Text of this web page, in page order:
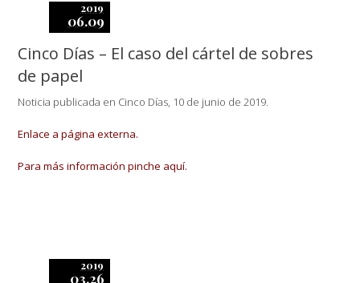
2019
06.09
Cinco Días – El caso del cártel de sobres
de papel
Noticia publicada en Cinco Días, 10 de junio de 2019.
Enlace a página externa.
Para más información pinche aquí.
2019
03.26